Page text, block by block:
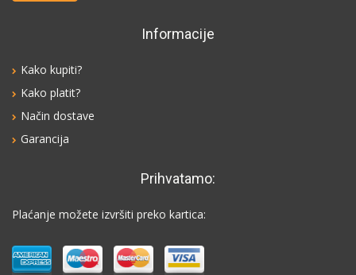
Informacije
Kako kupiti?
Kako platit?
Način dostave
Garancija
Prihvatamo:
Plaćanje možete izvršiti preko kartica: